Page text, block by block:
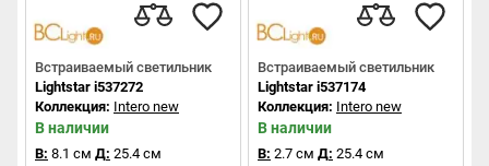
Встраиваемый светильник
Lightstar i537272
Коллекция: Intero new
В наличии
В: 8.1 см Д: 25.4 см
Встраиваемый светильник
Lightstar i537174
Коллекция: Intero new
В наличии
В: 2.7 см Д: 25.4 см